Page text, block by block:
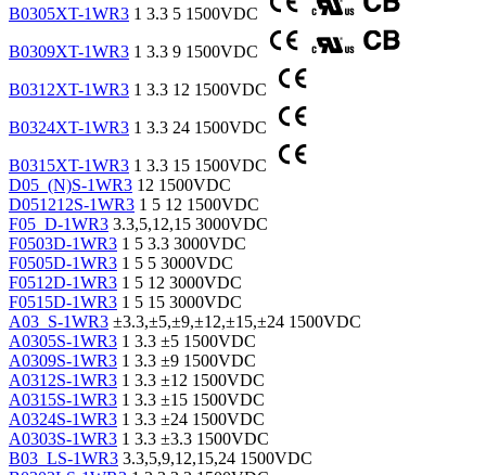
B0305XT-1WR3 1 3.3 5 1500VDC
B0309XT-1WR3 1 3.3 9 1500VDC
B0312XT-1WR3 1 3.3 12 1500VDC
B0324XT-1WR3 1 3.3 24 1500VDC
B0315XT-1WR3 1 3.3 15 1500VDC
D05_(N)S-1WR3 12 1500VDC
D051212S-1WR3 1 5 12 1500VDC
F05_D-1WR3 3.3,5,12,15 3000VDC
F0503D-1WR3 1 5 3.3 3000VDC
F0505D-1WR3 1 5 5 3000VDC
F0512D-1WR3 1 5 12 3000VDC
F0515D-1WR3 1 5 15 3000VDC
A03_S-1WR3 ±3.3,±5,±9,±12,±15,±24 1500VDC
A0305S-1WR3 1 3.3 ±5 1500VDC
A0309S-1WR3 1 3.3 ±9 1500VDC
A0312S-1WR3 1 3.3 ±12 1500VDC
A0315S-1WR3 1 3.3 ±15 1500VDC
A0324S-1WR3 1 3.3 ±24 1500VDC
A0303S-1WR3 1 3.3 ±3.3 1500VDC
B03_LS-1WR3 3.3,5,9,12,15,24 1500VDC